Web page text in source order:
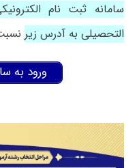
سامانه ثبت نام
التحصیلی به آدرس زیر
ورود به